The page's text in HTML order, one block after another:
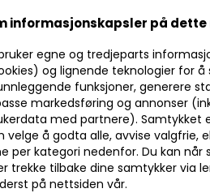
informasjonskapsler på
egne og tredjeparts
og lignende teknologier for å
funksjoner, generere
markedsføring og annonser
med partnere). Samtykket
velge å godta alle, avvise valgfrie,
per kategori nedenfor. Du kan når
trekke tilbake dine samtykker via
på nettsiden vår.